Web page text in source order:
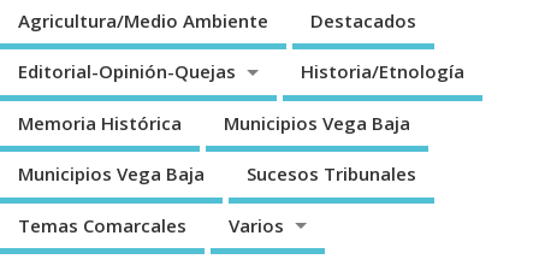
Agricultura/Medio Ambiente Destacados
Editorial-Opinión-Quejas Historia/Etnología
Memoria Histórica Municipios Vega Baja
Municipios Vega Baja Sucesos Tribunales
Temas Comarcales Varios